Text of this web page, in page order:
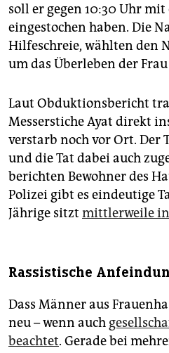
soll er gegen 10:30 Uhr
eingestochen haben. Die
Hilfeschreie, wählten den
um das Überleben der
Laut Obduktionsbericht
Messerstiche Ayat direkt
verstarb noch vor Ort. Der
und die Tat dabei auch
berichten Bewohner des
Polizei gibt es eindeutige
Jährige sitzt mittlerweile
Rassistische
Dass Männer aus
neu – wenn auch
beachtet. Gerade bei